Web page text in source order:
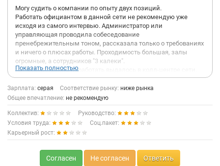
Могу судить о компании по опыту двух позиций.
Работать официантом в данной сети не рекомендую уже
исходя из самого интервью. Администратор или
управляющая проводила собеседование
пренебрежительным тоном, рассказала только о требованиях
и ничего о плюсах работы. Проходимость большая, залы
огромные, а сотрудников "3 калеки".
Непосредственно поработать выдалось в колл-центре сети.
Офис комфортный, но коллектив отвратительный. Никакой
адаптации и ввода в должность не будет, вас быстро "обучат"
достаточно слабой базе знаний и без "экзамена" и какой либо
системы наставничества выпустят в линию собирать заказы
вместе с клиентом. Попросить помощи будет не у кого,
"бизнес-тренеры" после обучения сами сядут в линию и
отвечать на ваши естественные вопросы будут с агрессией.
Так же рабочие столы "не закреплены", но если вы вдруг
сядете на "чье-то" место, коллеги девочки-хабалки в вашем
присутствии обезличенно, но с конкретным посылом обсудят,
Показать полностью
Зарплата: серая Соответствие рынку: ниже рынка
Общее впечатление: не рекомендую
Коллектив:
Руководство:
Условия труда:
Соц.пакет:
Карьерный рост:
Согласен Не согласен Ответить